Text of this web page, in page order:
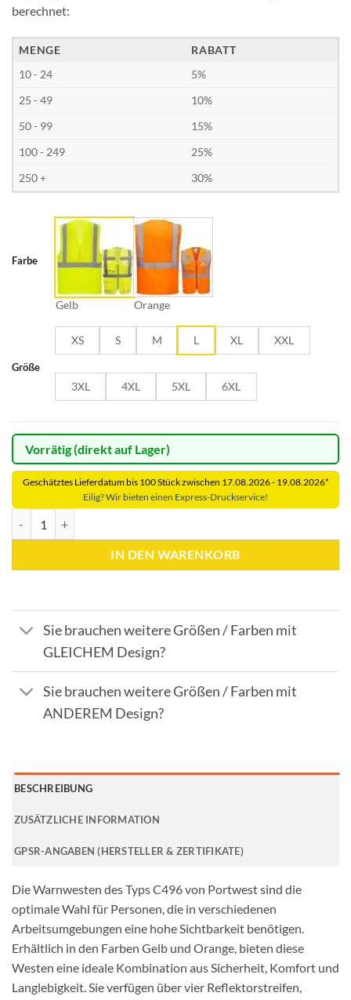
berechnet:
MENGE
RABATT
10 - 24
5%
25 - 49
10%
50 - 99
15%
100 - 249
25%
250 +
30%
Farbe
Gelb Orange
Größe
XS S M L XL XXL
3XL 4XL 5XL 6XL
Vorrätig (direkt auf Lager)
Geschätztes Lieferdatum bis 100 Stück zwischen 17.08.2026 - 19.08.2026*
Eilig? Wir bieten einen Express-Druckservice!
IN DEN WARENKORB
Sie brauchen weitere Größen / Farben mit
GLEICHEM Design?
Sie brauchen weitere Größen / Farben mit
ANDEREM Design?
BESCHREIBUNG
ZUSÄTZLICHE INFORMATION
GPSR-ANGABEN (HERSTELLER & ZERTIFIKATE)
Die Warnwesten des Typs C496 von Portwest sind die
optimale Wahl für Personen, die in verschiedenen
Arbeitsumgebungen eine hohe Sichtbarkeit benötigen.
Erhältlich in den Farben Gelb und Orange, bieten diese
Westen eine ideale Kombination aus Sicherheit, Komfort und
Langlebigkeit. Sie verfügen über vier Reflektorstreifen,